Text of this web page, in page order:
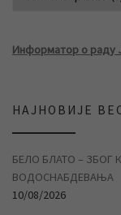
Информатор о раду
НАЈНОВИЈЕ
БЕЛО БЛАТО – ЗБОГ
ВОДОСНАБДЕВАЊА
10/08/2026